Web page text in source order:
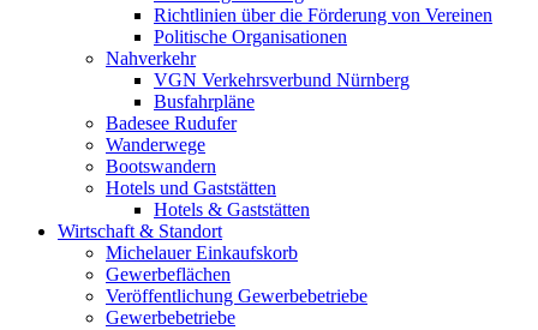
Richtlinien über die Förderung von Vereinen
Politische Organisationen
Nahverkehr
VGN Verkehrsverbund Nürnberg
Busfahrpläne
Badesee Rudufer
Wanderwege
Bootswandern
Hotels und Gaststätten
Hotels & Gaststätten
Wirtschaft & Standort
Michelauer Einkaufskorb
Gewerbeflächen
Veröffentlichung Gewerbebetriebe
Gewerbebetriebe